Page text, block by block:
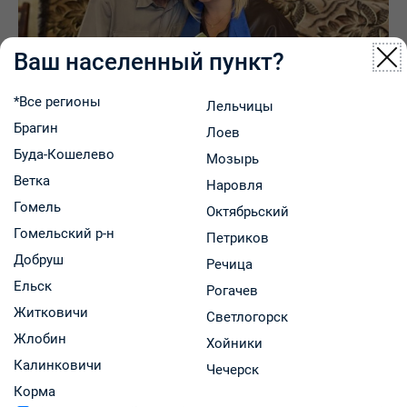
Поделиться:
Ваш населенный пункт?
*Все регионы
Брагин
Буда-Кошелево
Ветка
Гомель
Гомельский р-н
Добруш
Ельск
Житковичи
Жлобин
Калинковичи
Корма
Лельчицы
Лоев
Мозырь
Наровля
Октябрьский
Петриков
Речица
Рогачев
Светлогорск
Хойники
Чечерск